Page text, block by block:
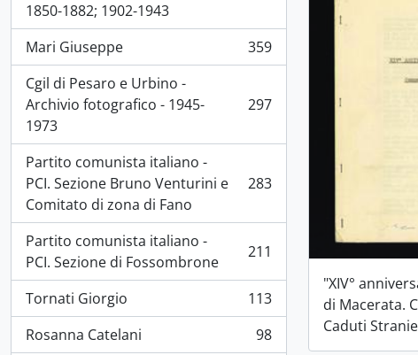
1850-1882; 1902-1943
Mari Giuseppe
, 359 risultati
359
Cgil di Pesaro e Urbino -
Archivio fotografico - 1945-
1973
, 297 risultati 297
Partito comunista italiano -
PCI. Sezione Bruno Venturini e
Comitato di zona di Fano
, 283 risultati 283
Partito comunista italiano -
PCI. Sezione di Fossombrone
, 211 risultati 211
Tornati Giorgio
, 113 risultati
113
Rosanna Catelani
, 98 risultati
98
"XIV°
di Macerata.
Caduti